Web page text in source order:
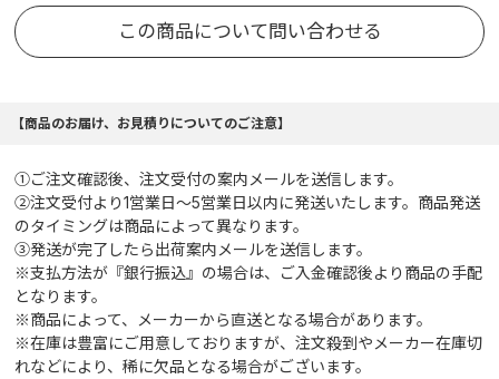
この商品について問い合わせる
【商品のお届け、お見積りについてのご注意】
①ご注文確認後、注文受付の案内メールを送信します。
②注文受付より1営業日～5営業日以内に発送いたします。商品発送
のタイミングは商品によって異なります。
③発送が完了したら出荷案内メールを送信します。
※支払方法が『銀行振込』の場合は、ご入金確認後より商品の手配
となります。
※商品によって、メーカーから直送となる場合があります。
※在庫は豊富にご用意しておりますが、注文殺到やメーカー在庫切
れなどにより、稀に欠品となる場合がございます。